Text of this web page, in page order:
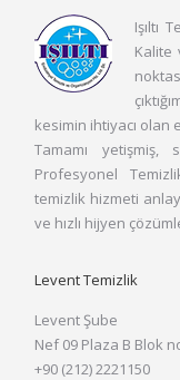
Işıltı
Kalite
kesimin ihtiyacı olan
Tamamı
Profesyonel
temizlik hizmeti
ve hızlı hijyen
Levent Temizlik
Levent Şube
Nef 09 Plaza B Blok
+90 (212) 2221150